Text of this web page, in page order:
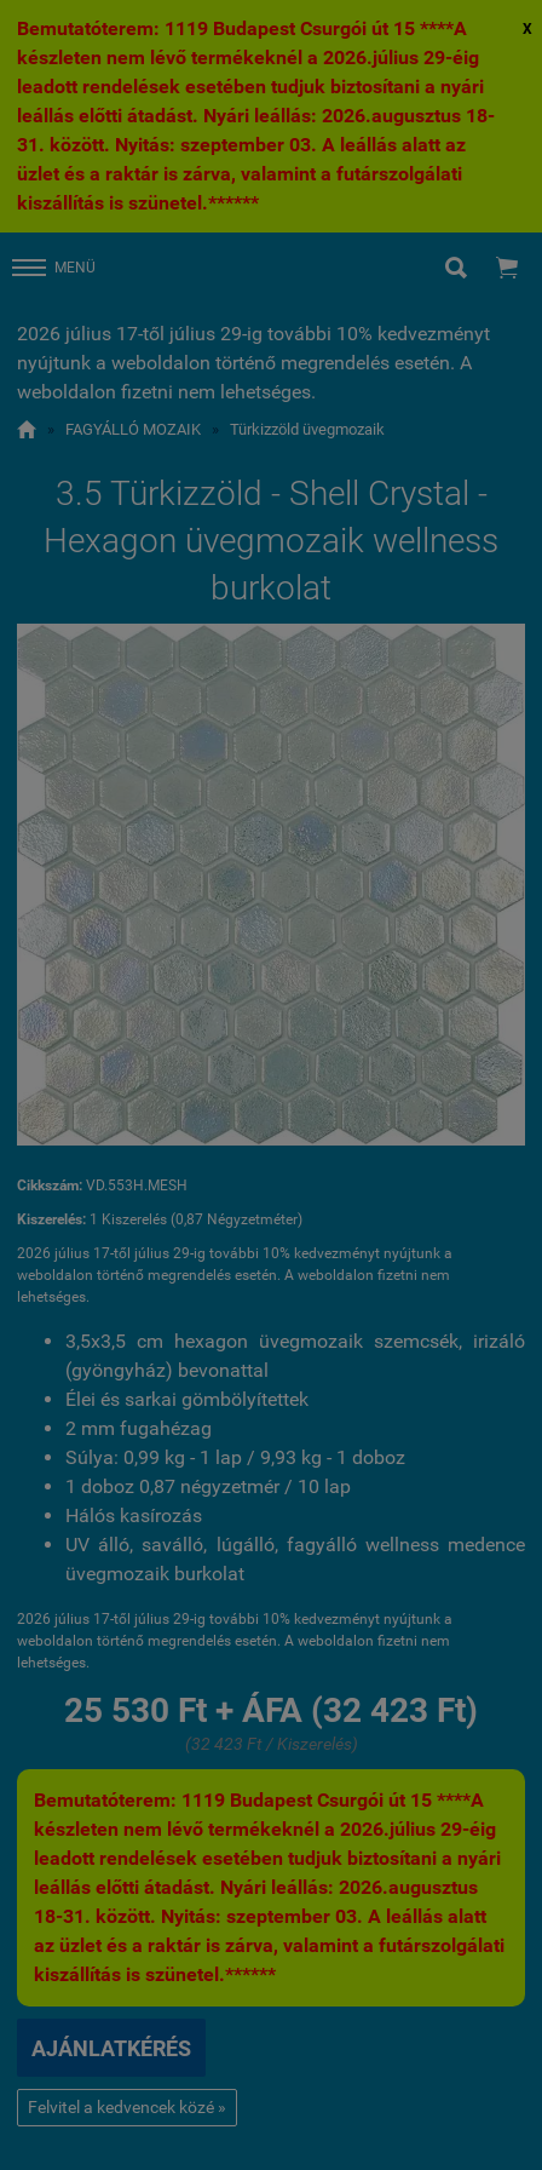
Bemutatóterem: 1119 Budapest Csurgói út 15 ****A
készleten nem lévő termékeknél a 2026.július 29-éig
leadott rendelések esetében tudjuk biztosítani a nyári
leállás előtti átadást. Nyári leállás: 2026.augusztus 18-
31. között. Nyitás: szeptember 03. A leállás alatt az
üzlet és a raktár is zárva, valamint a futárszolgálati
kiszállítás is szünetel.******
X
MENÜ  
2026 július 17-től július 29-ig további 10% kedvezményt
nyújtunk a weboldalon történő megrendelés esetén. A
weboldalon fizetni nem lehetséges.
 » FAGYÁLLÓ MOZAIK » Türkizzöld üvegmozaik
3.5 Türkizzöld - Shell Crystal -
Hexagon üvegmozaik wellness
burkolat
Cikkszám: VD.553H.MESH
Kiszerelés: 1 Kiszerelés (0,87 Négyzetméter)
2026 július 17-től július 29-ig további 10% kedvezményt nyújtunk a
weboldalon történő megrendelés esetén. A weboldalon fizetni nem
lehetséges.
3,5x3,5 cm hexagon üvegmozaik szemcsék, irizáló
(gyöngyház) bevonattal
Élei és sarkai gömbölyítettek
2 mm fugahézag
Súlya: 0,99 kg - 1 lap / 9,93 kg - 1 doboz
1 doboz 0,87 négyzetmér / 10 lap
Hálós kasírozás
UV álló, saválló, lúgálló, fagyálló wellness medence
üvegmozaik burkolat
2026 július 17-től július 29-ig további 10% kedvezményt nyújtunk a
weboldalon történő megrendelés esetén. A weboldalon fizetni nem
lehetséges.
25 530 Ft + ÁFA (32 423 Ft)
(32 423 Ft / Kiszerelés)
Bemutatóterem: 1119 Budapest Csurgói út 15 ****A
készleten nem lévő termékeknél a 2026.július 29-éig
leadott rendelések esetében tudjuk biztosítani a nyári
leállás előtti átadást. Nyári leállás: 2026.augusztus
18-31. között. Nyitás: szeptember 03. A leállás alatt
az üzlet és a raktár is zárva, valamint a futárszolgálati
kiszállítás is szünetel.******
AJÁNLATKÉRÉS
Felvitel a kedvencek közé »